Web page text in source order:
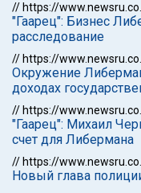
// https://
"Гаарец": Бизнес
расследование
// https://
Окружение
доходах
// https://
"Гаарец": Михаил
счет для Либермана
// https://
Новый глава